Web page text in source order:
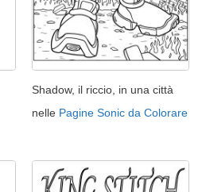
Shadow, il riccio, in una città
nelle Pagine Sonic da Colorare